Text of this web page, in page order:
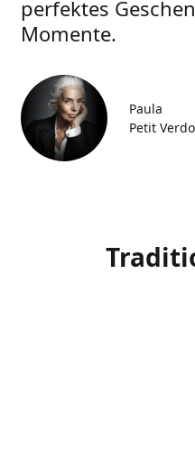
perfektes
Momente.
Paula
Petit